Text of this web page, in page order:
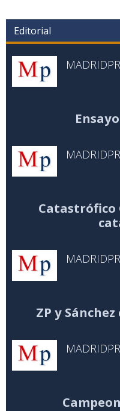
Editorial
Catastrófico
ZP y